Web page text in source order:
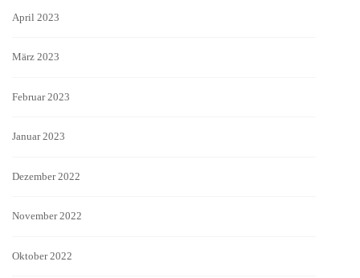
April 2023
März 2023
Februar 2023
Januar 2023
Dezember 2022
November 2022
Oktober 2022